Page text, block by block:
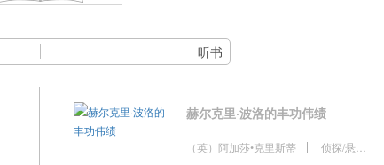
听书
赫尔克里·波洛的丰功伟绩
（英）阿加莎•克里斯蒂